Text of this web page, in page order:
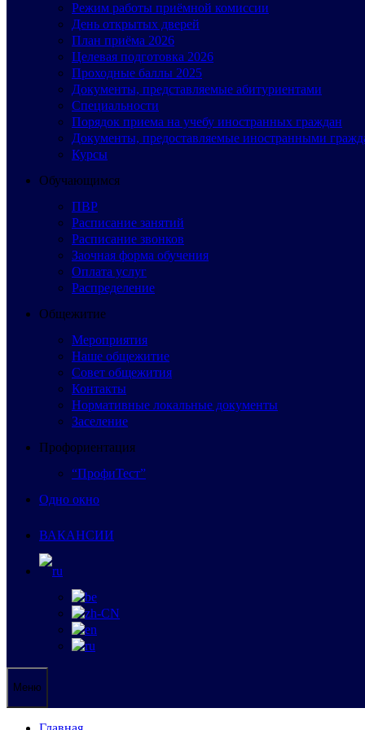
Режим работы приёмной комиссии
День открытых дверей
План приёма 2026
Целевая подготовка 2026
Проходные баллы 2025
Документы, представляемые абитуриентами
Специальности
Порядок приема на учебу иностранных граждан
Документы, предоставляемые иностранными
Курсы
Обучающимся
ПВР
Расписание занятий
Расписание звонков
Заочная форма обучения
Оплата услуг
Распределение
Общежитие
Мероприятия
Наше общежитие
Совет общежития
Контакты
Нормативные локальные документы
Заселение
Профориентация
“ПрофиТест”
Одно окно
ВАКАНСИИ
Меню